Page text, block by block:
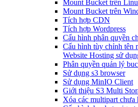
Mount Bucket trên
Mount Bucket trên
Tích hợp CDN
Tích hợp Wordpress
Cấu hình phân quyền
Cấu hình tùy chỉnh tên
Website Hosting sử
Phân quyền quản lý
Sử dụng s3 browser
Sử dụng MinIO Client
Giới thiệu S3 Multi
Xóa các multipart chưa